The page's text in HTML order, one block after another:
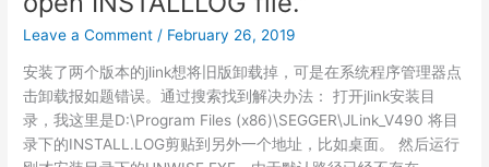
解
办
法
Leave a Comment / February 26, 2019
安装了两个版本的jlink想将旧版卸载掉，可是在系统程序管理器点
击卸载报如题错误。通过搜索找到解决办法： 打开jlink安装目
录，我这里是D:\Program Files (x86)\SEGGER\JLink_V490 将目
录下的INSTALL.LOG剪贴到另外一个地址，比如桌面。 然后运行